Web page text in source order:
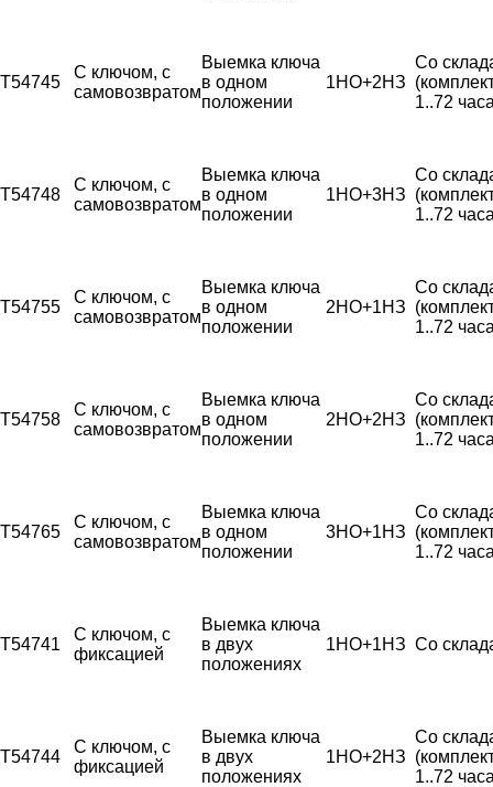
T54745
С ключом, с
самовозвратом
Выемка ключа
в одном
положении
1НО+2НЗ
Со
1..72
T54748
С ключом, с
самовозвратом
Выемка ключа
в одном
положении
1НО+3НЗ
Со
1..72
T54755
С ключом, с
самовозвратом
Выемка ключа
в одном
положении
2НО+1НЗ
Со
1..72
T54758
С ключом, с
самовозвратом
Выемка ключа
в одном
положении
2НО+2НЗ
Со
1..72
T54765
С ключом, с
самовозвратом
Выемка ключа
в одном
положении
3НО+1НЗ
Со
1..72
T54741
С ключом, с
фиксацией
Выемка ключа
в двух
положениях
1НО+1НЗ Со
T54744
С ключом, с
фиксацией
Выемка ключа
в двух
положениях
1НО+2НЗ
Со
1..72